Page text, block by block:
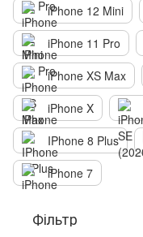
iPhone 12 Mini
iPhone 11 Pro
iPhone XS Max
iPhone X
IPhone 8 Plus
iPhone 7
Фільтр